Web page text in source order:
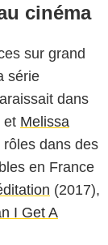
cinéma
sur grand
série
dans
et Melissa
dans des
en France
(2017),
I Get A